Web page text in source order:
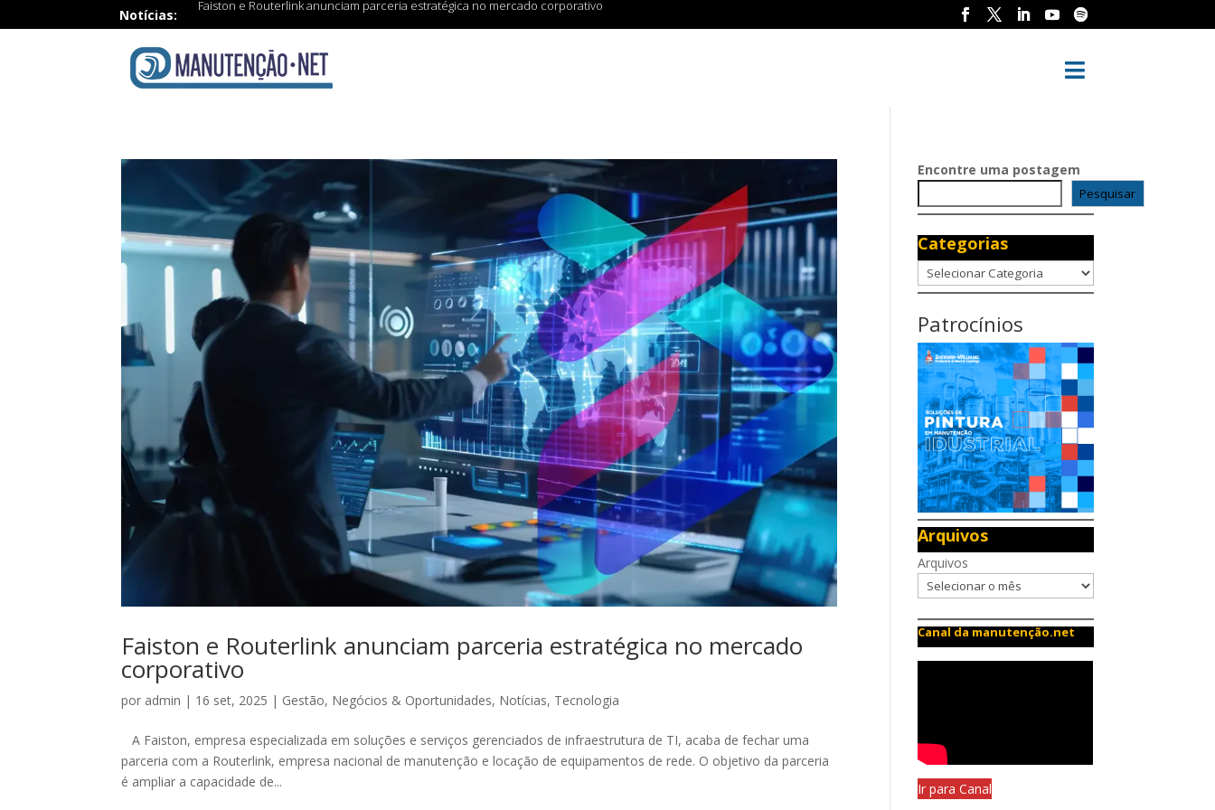
Notícias:
Faiston e Routerlink anunciam parceria estratégica no mercado corporativo

Faiston e Routerlink anunciam parceria estratégica no mercado
corporativo
por admin | 16 set, 2025 | Gestão, Negócios & Oportunidades, Notícias, Tecnologia
A Faiston, empresa especializada em soluções e serviços gerenciados de infraestrutura de TI, acaba de fechar uma
parceria com a Routerlink, empresa nacional de manutenção e locação de equipamentos de rede. O objetivo da parceria
é ampliar a capacidade de...
Encontre uma postagem
Pesquisar
Categorias
Categorias
Patrocínios
Arquivos
Arquivos
Canal da manutenção.net
Ir para Canal